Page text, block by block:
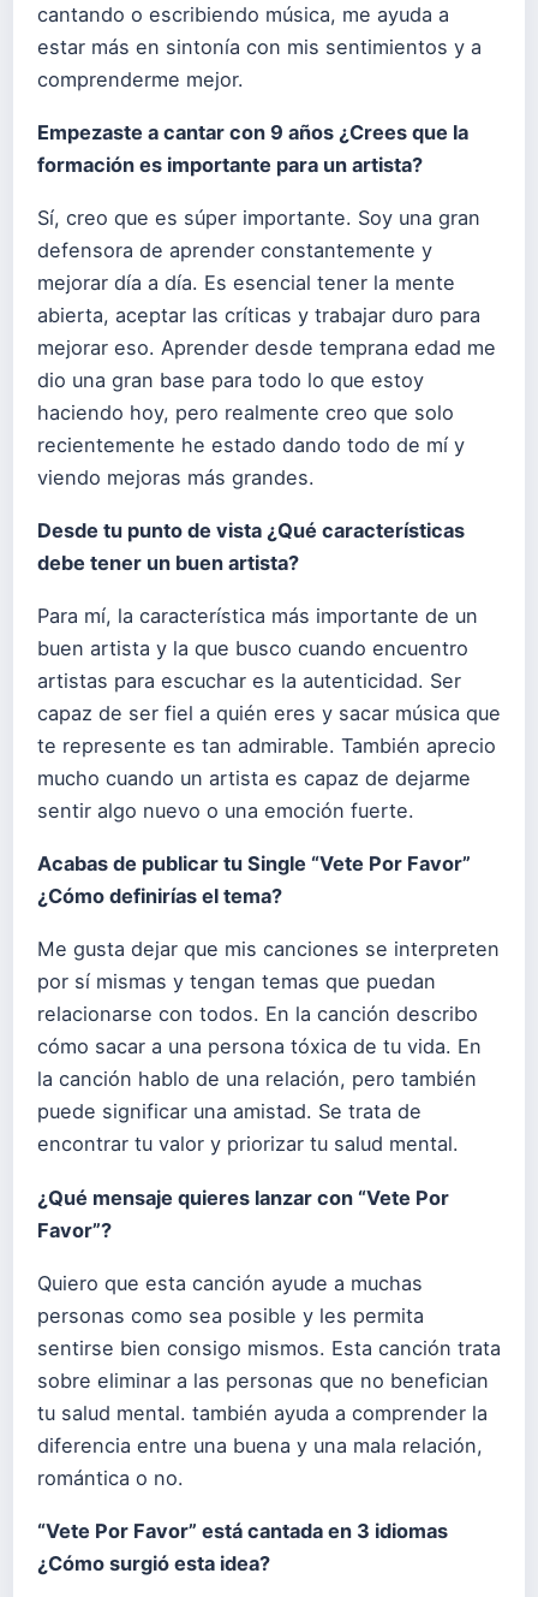
cantando o escribiendo música, me ayuda a
estar más en sintonía con mis sentimientos y a
comprenderme mejor.
Empezaste a cantar con 9 años ¿Crees que la
formación es importante para un artista?
Sí, creo que es súper importante. Soy una gran
defensora de aprender constantemente y
mejorar día a día. Es esencial tener la mente
abierta, aceptar las críticas y trabajar duro para
mejorar eso. Aprender desde temprana edad me
dio una gran base para todo lo que estoy
haciendo hoy, pero realmente creo que solo
recientemente he estado dando todo de mí y
viendo mejoras más grandes.
Desde tu punto de vista ¿Qué características
debe tener un buen artista?
Para mí, la característica más importante de un
buen artista y la que busco cuando encuentro
artistas para escuchar es la autenticidad. Ser
capaz de ser fiel a quién eres y sacar música que
te represente es tan admirable. También aprecio
mucho cuando un artista es capaz de dejarme
sentir algo nuevo o una emoción fuerte.
Acabas de publicar tu Single “Vete Por Favor”
¿Cómo definirías el tema?
Me gusta dejar que mis canciones se interpreten
por sí mismas y tengan temas que puedan
relacionarse con todos. En la canción describo
cómo sacar a una persona tóxica de tu vida. En
la canción hablo de una relación, pero también
puede significar una amistad. Se trata de
encontrar tu valor y priorizar tu salud mental.
¿Qué mensaje quieres lanzar con “Vete Por
Favor”?
Quiero que esta canción ayude a muchas
personas como sea posible y les permita
sentirse bien consigo mismos. Esta canción trata
sobre eliminar a las personas que no benefician
tu salud mental. también ayuda a comprender la
diferencia entre una buena y una mala relación,
romántica o no.
“Vete Por Favor” está cantada en 3 idiomas
¿Cómo surgió esta idea?